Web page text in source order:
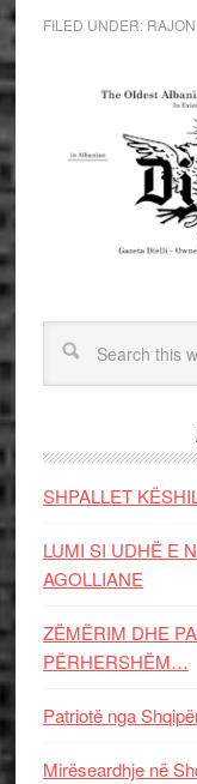
FILED UNDER: RAJON
SHPALLET
LUMI SI UDHË E
AGOLLIANE
ZËMËRIM DHE
PËRHERSHËM…
Patriotë nga
Mirëseardhje në